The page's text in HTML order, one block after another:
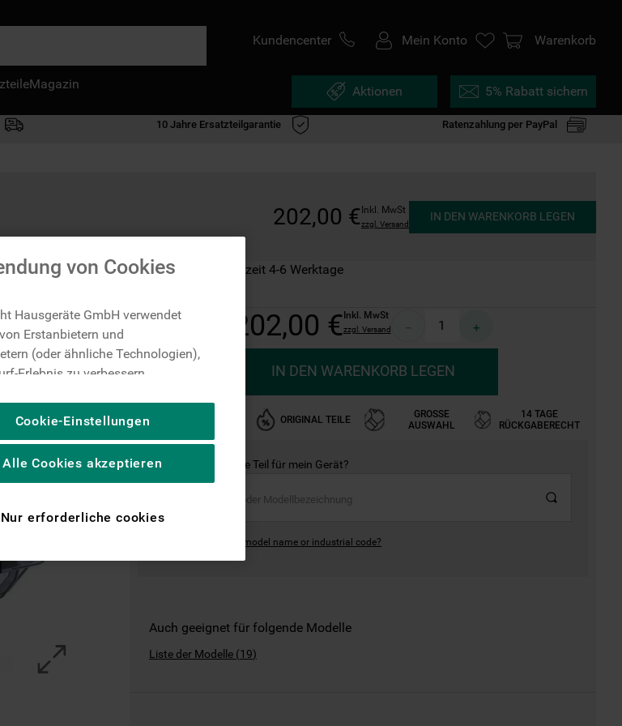
Kundencenter Mein Konto Warenkorb
Magazin Aktionen 5% Rabatt sichern
10 Jahre Ersatzteilgarantie Ratenzahlung per PayPal
202,00 € Inkl. MwSt
zzgl. Versand
IN DEN WARENKORB LEGEN
Auf Lager: Lieferzeit 4-6 Werktage
202,00 €Inkl. MwSt
zzgl. Versand ＋
IN DEN WARENKORB LEGEN
ORIGINAL TEILE
GROSSE A
USWAHL
14 TAGE
RÜCKGABERECHT
Ist dies das richtige Teil für mein Gerät?
Where can I find the model name or industrial code?
Auch geeignet für folgende Modelle
Liste der Modelle (19)
von Cookies
Hausgeräte GmbH verwendet
Erstanbietern und
(oder ähnliche Technologien),
Erlebnis zu verbessern
Inhalte der Website
auf Ihrer Nutzung der Website zu
die Funktionalität der
Funktionen anzubieten
basierend auf Ihren
Interaktionen mit unseren
Werbeanzeigen und Interessen
über Drittanbieter und auf
Websites oder sozialen
beispielsweise Google LLC –
Cookie-Einstellungen
Nur erforderliche cookies
Alle Cookies akzeptieren
freistehend